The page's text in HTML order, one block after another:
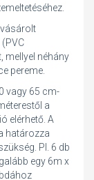
vásárolt
mellyel néhány
pereme.
vagy 65 cm-
a
elérhető. A
határozza
Pl. 6 db
egy 6m x